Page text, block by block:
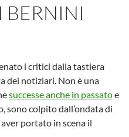
BERNINI
i critici dalla tastiera
dei notiziari. Non è una
successe anche in passatoe
sono colpito dall’ondata di
portato in scena il